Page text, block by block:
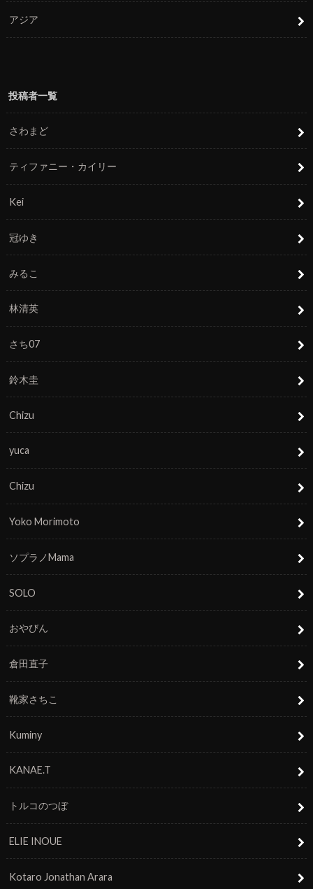
アジア
投稿者一覧
さわまど
ティファニー・カイリー
Kei
冠ゆき
みるこ
林清英
さち07
鈴木圭
Chizu
yuca
Chizu
Yoko Morimoto
ソプラノMama
SOLO
おやびん
倉田直子
靴家さちこ
Kuminy
KANAE.T
トルコのつぼ
ELIE INOUE
Kotaro Jonathan Arara